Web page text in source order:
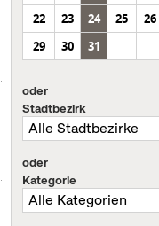
22
23 24 25 26
29
30 31
oder
Stadtbezirk
oder
Kategorie